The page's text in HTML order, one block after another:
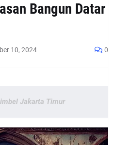
Bangun Datar
10, 2024 0
Jakarta Timur